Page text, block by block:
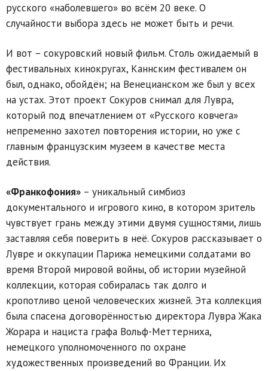
русского «наболевшего» во всём 20 веке. О
случайности выбора здесь не может быть и речи.
И вот – сокуровский новый фильм. Столь ожидаемый в
фестивальных кинокругах, Каннским фестивалем он
был, однако, обойдён; на Венецианском же был у всех
на устах. Этот проект Сокуров снимал для Лувра,
который под впечатлением от «Русского ковчега»
непременно захотел повторения истории, но уже с
главным французским музеем в качестве места
действия.
«Франкофония» – уникальный симбиоз
документального и игрового кино, в котором зритель
чувствует грань между этими двумя сущностями, лишь
заставляя себя поверить в неё. Сокуров рассказывает о
Лувре и оккупации Парижа немецкими солдатами во
время Второй мировой войны, об истории музейной
коллекции, которая собиралась так долго и
кропотливо ценой человеческих жизней. Эта коллекция
была спасена договорённостью директора Лувра Жака
Жорара и нациста графа Вольф-Меттерниха,
немецкого уполномоченного по охране
художественных произведений во Франции. Их